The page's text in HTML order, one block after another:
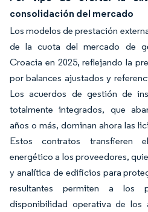
consolidación del mercado
Los modelos de prestación
de la cuota del mercado de
Croacia en 2025, reflejando la
por balances ajustados y
Los acuerdos de gestión de
totalmente integrados, que
años o más, dominan ahora las
Estos contratos transfieren
energético a los proveedores,
y analítica de edificios para
resultantes permiten a los
disponibilidad operativa de los